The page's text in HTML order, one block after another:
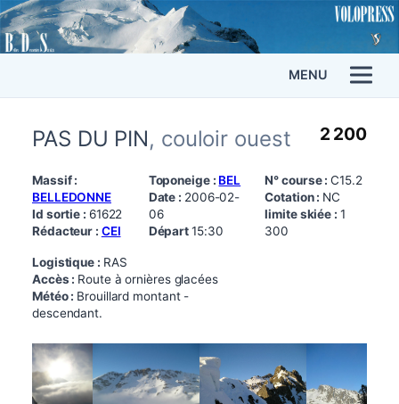
MENU
PAS DU PIN, couloir ouest 2 200
Massif :
BELLEDONNE
Id sortie : 61622
Rédacteur : CEI
Toponeige : BEL
Date : 2006-02-
06
Départ15:30
N° course :C15.2
Cotation : NC
limite skiée : 1
300
Logistique : RAS
Accès : Route à ornières glacées
Météo : Brouillard montant -
descendant.